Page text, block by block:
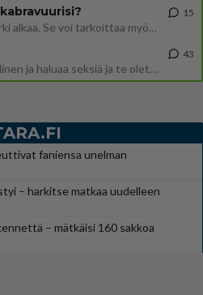
Lomat on monella lomailtu ja arki alkaa. Se voi tarkoittaa myös sitä, että grillailut on grillattu ja palataan arjen ruo
15
Miksi se että mies on seksuaalinen ja haluaa seksiä ja te olette hänen mielestänne haluttava on vastenmielistä? Mikä sii
43
faniensa unelman
– harkitse matkaa uudelleen
– mätkäisi 160 sakkoa